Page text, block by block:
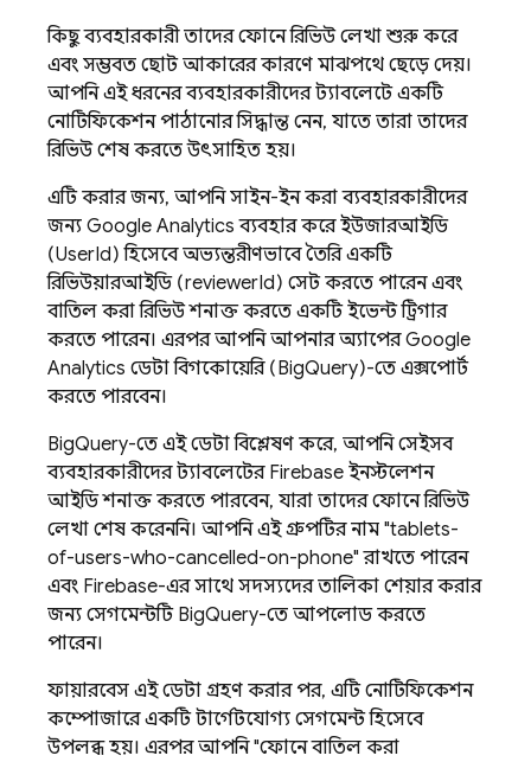
কিছু ব্যবহারকারী তাদের ফোনে রিভিউ লেখা শুরু করে
এবং সম্ভবত ছোট আকারের কারণে মাঝপথে ছেড়ে দেয়।
আপনি এই ধরনের ব্যবহারকারীদের ট্যাবলেটে একটি
নোটিফিকেশন পাঠানোর সিদ্ধান্ত নেন, যাতে তারা তাদের
রিভিউ শেষ করতে উৎসাহিত হয়।
এটি করার জন্য, আপনি সাইন-ইন করা ব্যবহারকারীদের
জন্য Google Analytics ব্যবহার করে ইউজারআইডি
(UserId) হিসেবে অভ্যন্তরীণভাবে তৈরি একটি
রিভিউয়ারআইডি (reviewerId) সেট করতে পারেন এবং
বাতিল করা রিভিউ শনাক্ত করতে একটি ইভেন্ট ট্রিগার
করতে পারেন। এরপর আপনি আপনার অ্যাপেরGoogle
Analytics ডেটা বিগকোয়েরি (BigQuery)-তে এক্সপোর্ট
করতে পারবেন।
BigQuery-তে এই ডেটা বিশ্লেষণ করে, আপনি সেইসব
ব্যবহারকারীদের ট্যাবলেটের Firebase ইনস্টলেশন
আইডি শনাক্ত করতে পারবেন, যারা তাদের ফোনে রিভিউ
লেখা শেষ করেননি। আপনি এই গ্রুপটির নাম "tablets-
of-users-who-cancelled-on-phone" রাখতে পারেন
এবং Firebase-এর সাথে সদস্যদের তালিকা শেয়ার করার
জন্য সেগমেন্টটি BigQuery-তে আপলোড করতে
পারেন।
ফায়ারবেস এই ডেটা গ্রহণ করার পর, এটি নোটিফিকেশন
কম্পোজারে একটি টার্গেটযোগ্য সেগমেন্ট হিসেবে
উপলব্ধ হয়। এরপর আপনি "ফোনে বাতিল করা